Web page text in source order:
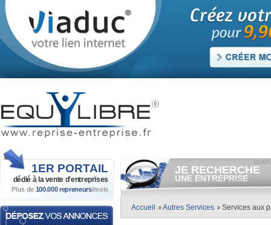
1ER PORTAIL
dédié à la vente d'entreprises
Plus de 100.000 repreneurs/mois
JE RECHERCHE
UNE ENTREPRISE
Consulter gratuitementles
vendre.
Et/ou déposer gratuitement
votre recherche d'entreprise.
Accueil Autres Services Services aux